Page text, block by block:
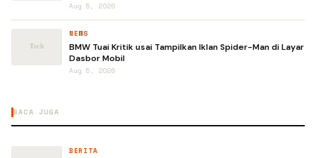
Aug 5, 2026
NEWS
BMW Tuai Kritik usai Tampilkan Iklan Spider-Man di Layar
Dasbor Mobil
Aug 5, 2026
BACA JUGA
BERITA